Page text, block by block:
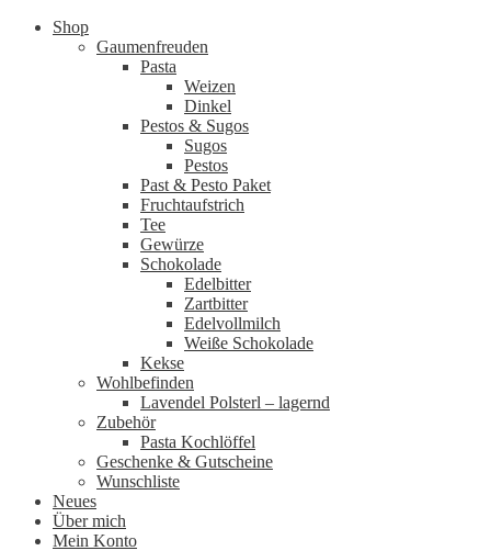
Shop
Gaumenfreuden
Pasta
Weizen
Dinkel
Pestos & Sugos
Sugos
Pestos
Past & Pesto Paket
Fruchtaufstrich
Tee
Gewürze
Schokolade
Edelbitter
Zartbitter
Edelvollmilch
Weiße Schokolade
Kekse
Wohlbefinden
Lavendel Polsterl – lagernd
Zubehör
Pasta Kochlöffel
Geschenke & Gutscheine
Wunschliste
Neues
Über mich
Mein Konto